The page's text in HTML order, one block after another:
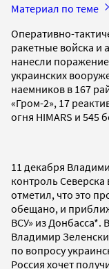
Материал по теме
Оперативно-
ракетные войска и
нанесли
украинских
наемников в 167
«Гром-2», 17
огня HIMARS и 545
11 декабря
контроль
отметил, что это
обещано, и
ВСУ» из Донбасса*.
Владимир
по вопросу
Россия хочет